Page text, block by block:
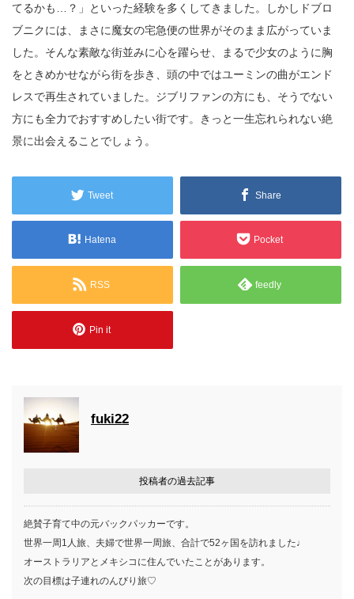
てるかも…？」といった経験を多くしてきました。しかしドブロ
ブニクには、まさに魔女の宅急便の世界がそのまま広がっていま
した。そんな素敵な街並みに心を躍らせ、まるで少女のように胸
をときめかせながら街を歩き、頭の中ではユーミンの曲がエンド
レスで再生されていました。ジブリファンの方にも、そうでない
方にも全力でおすすめしたい街です。きっと一生忘れられない絶
景に出会えることでしょう。
Tweet Share
Hatena Pocket
RSS feedly
Pin it
fuki22
投稿者の過去記事
絶賛子育て中の元バックパッカーです。
世界一周1人旅、夫婦で世界一周旅、合計で52ヶ国を訪れました♩
オーストラリアとメキシコに住んでいたことがあります。
次の目標は子連れのんびり旅♡